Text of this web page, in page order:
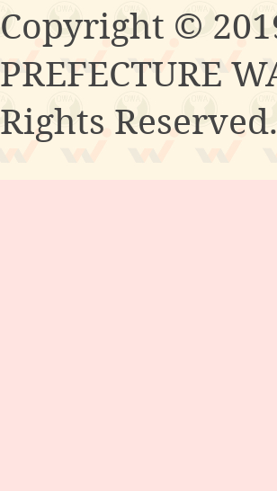
Copyright ©
PREFECTURE
Rights Reserved.